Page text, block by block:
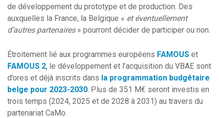
de développement du prototype et de production. Des
auxquelles la France, la Belgique « et éventuellement
d’autres partenaires» pourront décider de participer ou non.
Étroitement lié aux programmes européens FAMOUS et
FAMOUS 2, le développement et l’acquisition du VBAE sont
d’ores et déjà inscrits dans la programmation budgétaire
belge pour 2023-2030 . Plus de 351 M€ seront investis en
trois temps (2024, 2025 et de 2028 à 2031) au travers du
partenariat CaMo.